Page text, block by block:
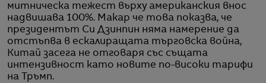
митническа тежест върху американския внос
надвишава 100%. Макар че това показва, че
президентът Си Дзинпин няма намерение да
отстъпва в ескалиращата търговска война,
Китай засега не отговаря със същата
интензивност като новите по-високи тарифи
на Тръмп.